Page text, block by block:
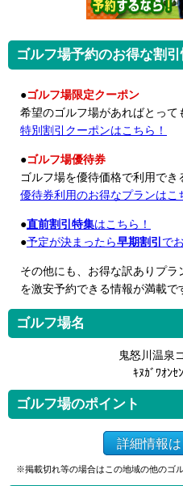
ゴルフ場予約のお得な割
●ゴルフ場限定クーポン
希望のゴルフ場があればとって
特別割引クーポンはこちら！
●ゴルフ場優待券
ゴルフ場を優待価格で利用でき
優待券利用のお得なプランはこ
●直前割引特集はこちら！
●予定が決まったら早期割引 で
その他にも、お得な訳ありプ
を激安予約できる情報が満載で
ゴルフ場名
鬼怒川温泉
ｷﾇｶﾞﾜｵﾝｾ
ゴルフ場のポイント
詳細情報
※掲載切れ等の場合はこの地域の他のゴ